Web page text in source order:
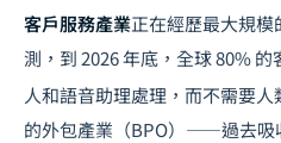
客戶服務產業正在經歷最大規
測，到 2026 年底，全球 80%
人和語音助理處理，而不需要人
的外包產業（BPO）——過去吸